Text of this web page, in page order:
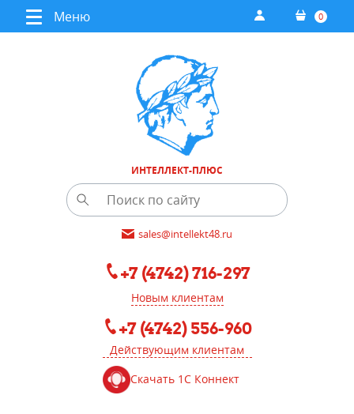
Меню 0
ИНТЕЛЛЕКТ-ПЛЮС
sales@intellekt48.ru
+7 (4742) 716-297
Новым клиентам
+7 (4742) 556-960
Действующим клиентам
Скачать 1С Коннект